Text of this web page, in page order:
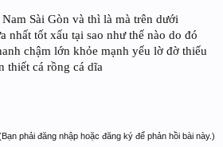
Sài Gòn và thì là mà trên dưới
nhất tốt xấu tại sao như thế nào do đó
chậm lớn khỏe mạnh yếu lờ đờ thiếu
thiết cá rồng cá dĩa
phải đăng nhập hoặc đăng ký để phản hồi bài này.)